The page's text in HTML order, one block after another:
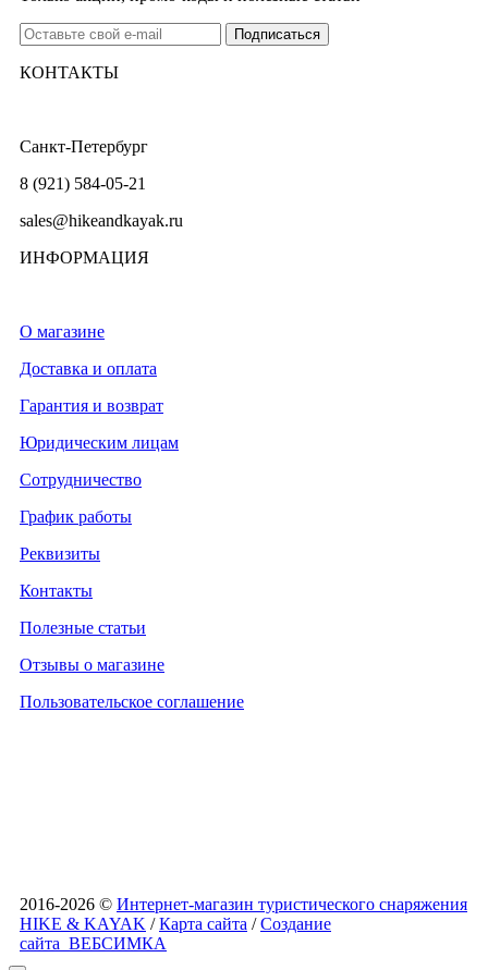
КОНТАКТЫ
Санкт-Петербург
8 (921) 584-05-21
sales@hikeandkayak.ru
ИНФОРМАЦИЯ
О магазине
Доставка и оплата
Гарантия и возврат
Юридическим лицам
Сотрудничество
График работы
Реквизиты
Контакты
Полезные статьи
Отзывы о магазине
Пользовательское соглашение
2016-2026 © Интернет-магазин туристического снаряжения
HIKE & KAYAK /Карта сайта /Создание
сайта ВЕБСИМКА